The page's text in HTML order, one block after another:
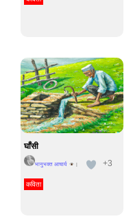
घाँसी
भानुभक्त आचार्य | +3
कविता